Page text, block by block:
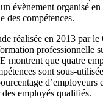
évènement organisé
des compétences.
réalisée en 2013 par
professionnelle
montrent que quatre
sont sous-
d’employeurs
employés qualifiés.